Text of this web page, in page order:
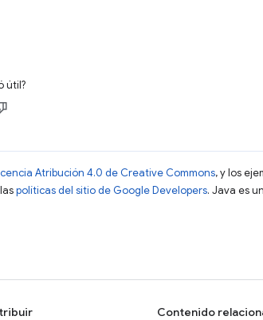
útil?
Atribución 4.0 de Creative Commons, y los
políticas del sitio de Google Developers. Java es
Contenido